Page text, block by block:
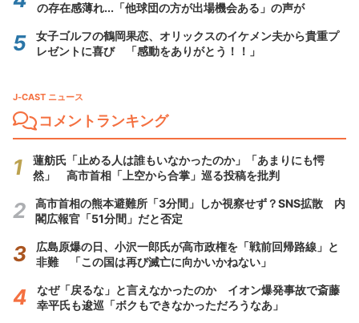
の存在感薄れ...「他球団の方が出場機会ある」の声が
女子ゴルフの鶴岡果恋、オリックスのイケメン夫から貴重プ
レゼントに喜び 「感動をありがとう！！」
J-CAST ニュース
コメントランキング
蓮舫氏「止める人は誰もいなかったのか」「あまりにも愕
然」 高市首相「上空から合掌」巡る投稿を批判
高市首相の熊本避難所「3分間」しか視察せず？SNS拡散 内
閣広報官「51分間」だと否定
広島原爆の日、小沢一郎氏が高市政権を「戦前回帰路線」と
非難 「この国は再び滅亡に向かいかねない」
なぜ「戻るな」と言えなかったのか イオン爆発事故で斎藤
幸平氏も逡巡「ボクもできなかっただろうなあ」